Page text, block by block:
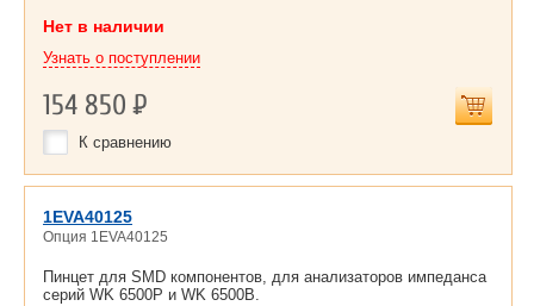
Нет в наличии
Узнать о поступлении
154 850Р
К сравнению
1EVA40125
Опция 1EVA40125
Пинцет для SMD компонентов, для анализаторов импеданса
серий WK 6500P и WK 6500B.